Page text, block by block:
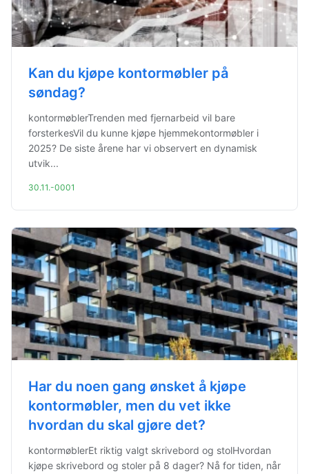
Kan du kjøpe kontormøbler på
søndag?
kontormøblerTrenden med fjernarbeid vil bare
forsterkesVil du kunne kjøpe hjemmekontormøbler i
2025? De siste årene har vi observert en dynamisk
utvik...
30.11.-0001
Har du noen gang ønsket å kjøpe
kontormøbler, men du vet ikke
hvordan du skal gjøre det?
kontormøblerEt riktig valgt skrivebord og stolHvordan
kjøpe skrivebord og stoler på 8 dager? Nå for tiden, når